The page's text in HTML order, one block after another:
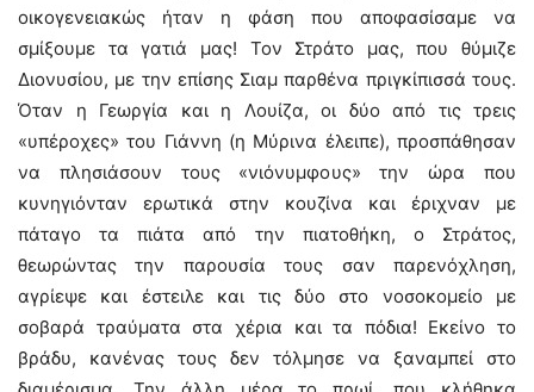
οικογενειακώς ήταν η φάση που αποφασίσαμε να
σμίξουμε τα γατιά μας! Τον Στράτο μας, που θύμιζε
Διονυσίου, με την επίσης Σιαμ παρθένα πριγκίπισσά τους.
Όταν η Γεωργία και η Λουίζα, οι δύο από τις τρεις
«υπέροχες» του Γιάννη (η Μύρινα έλειπε), προσπάθησαν
να πλησιάσουν τους «νιόνυμφους» την ώρα που
κυνηγιόνταν ερωτικά στην κουζίνα και έριχναν με
πάταγο τα πιάτα από την πιατοθήκη, ο Στράτος,
θεωρώντας την παρουσία τους σαν παρενόχληση,
αγρίεψε και έστειλε και τις δύο στο νοσοκομείο με
σοβαρά τραύματα στα χέρια και τα πόδια! Εκείνο το
βράδυ, κανένας τους δεν τόλμησε να ξαναμπεί στο